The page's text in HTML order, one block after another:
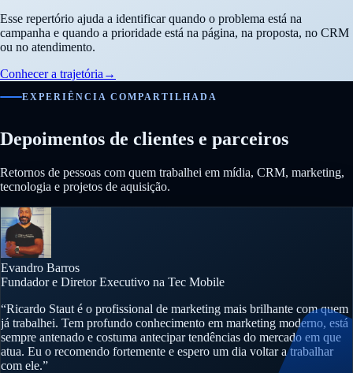
Esse repertório ajuda a identificar quando o problema está na
campanha e quando a prioridade está na página, na proposta, no CRM
ou no atendimento.
Conhecer a trajetória →
EXPERIÊNCIA COMPARTILHADA
Depoimentos de clientes e parceiros
Retornos de pessoas com quem trabalhei em mídia, CRM, marketing,
tecnologia e projetos de aquisição.
Evandro Barros
Fundador e Diretor Executivo na Tec Mobile
“Ricardo Staut é o profissional de marketing mais brilhante com quem
já trabalhei. Tem profundo conhecimento em marketing moderno, está
sempre antenado e costuma antecipar tendências do mercado em que
atua. Eu o recomendo fortemente e espero um dia voltar a trabalhar
com ele.”